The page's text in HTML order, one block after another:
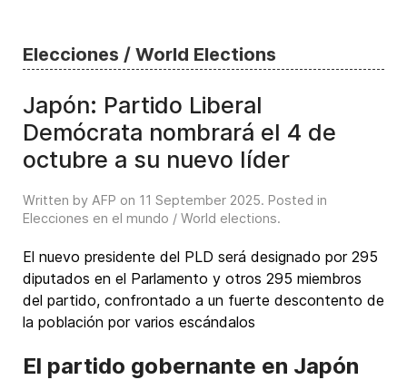
Elecciones / World Elections
Japón: Partido Liberal
Demócrata nombrará el 4 de
octubre a su nuevo líder
Written by AFP on 11 September 2025. Posted in
Elecciones en el mundo / World elections.
El nuevo presidente del PLD será designado por 295
diputados en el Parlamento y otros 295 miembros
del partido, confrontado a un fuerte descontento de
la población por varios escándalos
El partido gobernante en Japón